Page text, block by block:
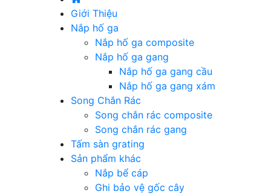
Giới Thiệu
Nắp hố ga
Nắp hố ga composite
Nắp hố ga gang
Nắp hố ga gang cầu
Nắp hố ga gang xám
Song Chắn Rác
Song chắn rác composite
Song chắn rác gang
Tấm sàn grating
Sản phẩm khác
Nắp bể cáp
Ghi bảo vệ gốc cây